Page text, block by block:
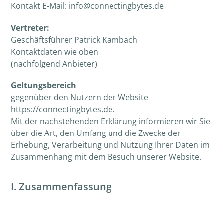
Kontakt E-Mail: info@connectingbytes.de
Vertreter:
Geschäftsführer Patrick Kambach
Kontaktdaten wie oben
(nachfolgend Anbieter)
Geltungsbereich
gegenüber den Nutzern der Website
https://connectingbytes.de.
Mit der nachstehenden Erklärung informieren wir Sie
über die Art, den Umfang und die Zwecke der
Erhebung, Verarbeitung und Nutzung Ihrer Daten im
Zusammenhang mit dem Besuch unserer Website.
I. Zusammenfassung